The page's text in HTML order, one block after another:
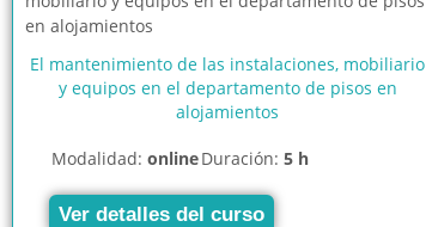
El mantenimiento de las instalaciones, mobiliario
y equipos en el departamento de pisos en
alojamientos
Modalidad: onlineDuración: 5 h
Ver detalles del curso